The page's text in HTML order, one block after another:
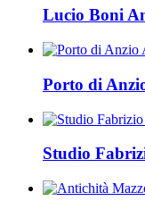
Lucio Boni
Porto di
Studio